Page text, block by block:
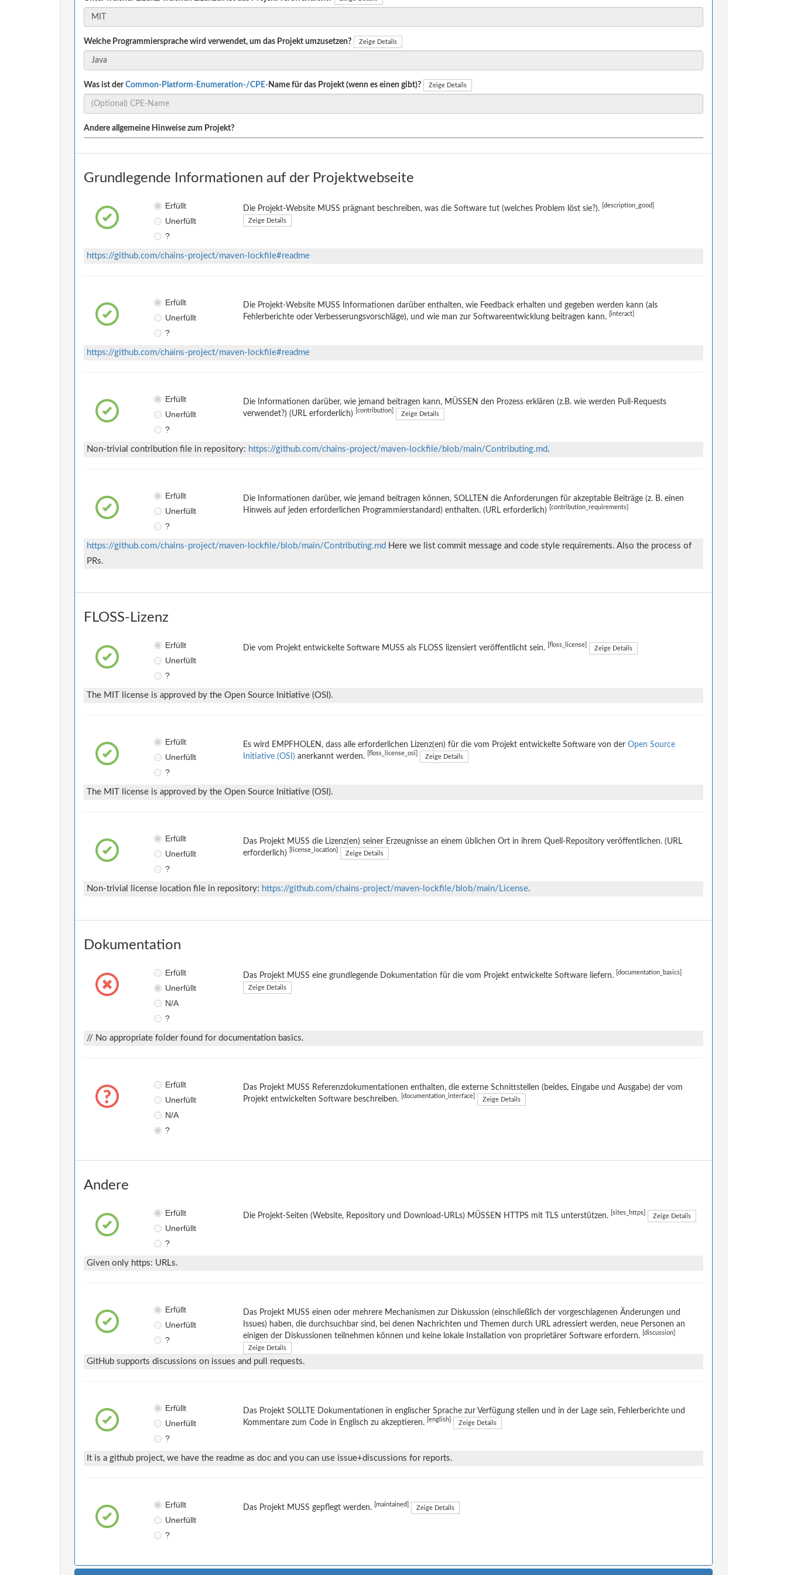
Welche Programmiersprache wird verwendet, um das Projekt umzusetzen? Zeige Details
Was ist derCommon-Platform-Enumeration-/CPE-Name für das Projekt (wenn es einen gibt)? Zeige Details
Andere allgemeine Hinweise zum Projekt?
Grundlegende Informationen auf der Projektwebseite
Erfüllt
Unerfüllt
?
Die Projekt-Website MUSS prägnant beschreiben, was die Software tut (welches Problem löst sie?). [description_good]
Zeige Details
https://github.com/chains-project/maven-lockfile#readme
Erfüllt
Unerfüllt
?
Die Projekt-Website MUSS Informationen darüber enthalten, wie Feedback erhalten und gegeben werden kann (als
Fehlerberichte oder Verbesserungsvorschläge), und wie man zur Softwareentwicklung beitragen kann.
[interact]
https://github.com/chains-project/maven-lockfile#readme
Erfüllt
Unerfüllt
?
Die Informationen darüber, wie jemand beitragen kann, MÜSSEN den Prozess erklären (z.B. wie werden Pull-Requests
verwendet?) (URL erforderlich)
[contribution] Zeige Details
Non-trivial contribution file in repository: https://github.com/chains-project/maven-lockfile/blob/main/Contributing.md .
Erfüllt
Unerfüllt
?
Die Informationen darüber, wie jemand beitragen können, SOLLTEN die Anforderungen für akzeptable Beiträge (z. B. einen
Hinweis auf jeden erforderlichen Programmierstandard) enthalten. (URL erforderlich)
[contribution_requirements]
https://github.com/chains-project/maven-lockfile/blob/main/Contributing.md Here we list commit message and code style requirements. Also the process of
PRs.
FLOSS-Lizenz
Erfüllt
Unerfüllt
?
Die vom Projekt entwickelte Software MUSS als FLOSS lizensiert veröffentlicht sein. [floss_license] Zeige Details
The MIT license is approved by the Open Source Initiative (OSI).
Erfüllt
Unerfüllt
?
Es wird EMPFHOLEN, dass alle erforderlichen Lizenz(en) für die vom Projekt entwickelte Software von der Open Source
Initiative (OSI) anerkannt werden. [floss_license_osi] Zeige Details
The MIT license is approved by the Open Source Initiative (OSI).
Erfüllt
Unerfüllt
?
Das Projekt MUSS die Lizenz(en) seiner Erzeugnisse an einem üblichen Ort in ihrem Quell-Repository veröffentlichen. (URL
erforderlich)
[license_location] Zeige Details
Non-trivial license location file in repository: https://github.com/chains-project/maven-lockfile/blob/main/License.
Dokumentation
Erfüllt
Unerfüllt
N/A
?
Das Projekt MUSS eine grundlegende Dokumentation für die vom Projekt entwickelte Software liefern. [documentation_basics]
Zeige Details
// No appropriate folder found for documentation basics.
Erfüllt
Unerfüllt
N/A
?
Das Projekt MUSS Referenzdokumentationen enthalten, die externe Schnittstellen (beides, Eingabe und Ausgabe) der vom
Projekt entwickelten Software beschreiben.
[documentation_interface] Zeige Details
Andere
Erfüllt
Unerfüllt
?
Die Projekt-Seiten (Website, Repository und Download-URLs) MÜSSEN HTTPS mit TLS unterstützen. [sites_https] Zeige Details
Given only https: URLs.
Erfüllt
Unerfüllt
?
Das Projekt MUSS einen oder mehrere Mechanismen zur Diskussion (einschließlich der vorgeschlagenen Änderungen und
Issues) haben, die durchsuchbar sind, bei denen Nachrichten und Themen durch URL adressiert werden, neue Personen an
einigen der Diskussionen teilnehmen können und keine lokale Installation von proprietärer Software erfordern.
[discussion]
Zeige Details
GitHub supports discussions on issues and pull requests.
Erfüllt
Unerfüllt
?
Das Projekt SOLLTE Dokumentationen in englischer Sprache zur Verfügung stellen und in der Lage sein, Fehlerberichte und
Kommentare zum Code in Englisch zu akzeptieren.
[english] Zeige Details
It is a github project, we have the readme as doc and you can use issue+discussions for reports.
Erfüllt
Unerfüllt
?
Das Projekt MUSS gepflegt werden. [maintained] Zeige Details